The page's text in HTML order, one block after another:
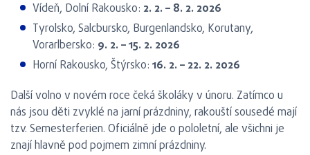
Vídeň, Dolní Rakousko: 2. 2. – 8. 2. 2026
Tyrolsko, Salcbursko, Burgenlandsko, Korutany,
Vorarlbersko: 9. 2. – 15. 2. 2026
Horní Rakousko, Štýrsko: 16. 2. – 22. 2. 2026
Další volno v novém roce čeká školáky v únoru. Zatímco u
nás jsou děti zvyklé na jarní prázdniny, rakouští sousedé mají
tzv. Semesterferien. Oficiálně jde o pololetní, ale všichni je
znají hlavně pod pojmem zimní prázdniny.